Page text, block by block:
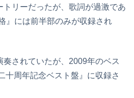
トリーだったが、歌詞が過激であ
』には前半部のみが収録され
されていたが、2009年のベス
十周年記念ベスト盤』に収録さ